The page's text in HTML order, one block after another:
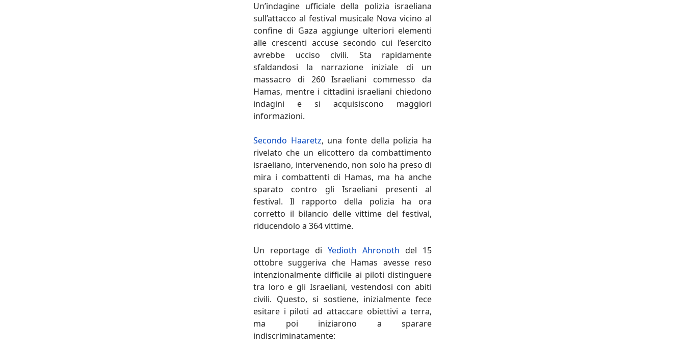
Un’indagine ufficiale della polizia israeliana
sull’attacco al festival musicale Nova vicino al
confine di Gaza aggiunge ulteriori elementi
alle crescenti accuse secondo cui l’esercito
avrebbe ucciso civili. Sta rapidamente
sfaldandosi la narrazione iniziale di un
massacro di 260 Israeliani commesso da
Hamas, mentre i cittadini israeliani chiedono
indagini e si acquisiscono maggiori
informazioni.
Secondo Haaretz, una fonte della polizia ha
rivelato che un elicottero da combattimento
israeliano, intervenendo, non solo ha preso di
mira i combattenti di Hamas, ma ha anche
sparato contro gli Israeliani presenti al
festival. Il rapporto della polizia ha ora
corretto il bilancio delle vittime del festival,
riducendolo a 364 vittime.
Un reportage di Yedioth Ahronoth del 15
ottobre suggeriva che Hamas avesse reso
intenzionalmente difficile ai piloti distinguere
tra loro e gli Israeliani, vestendosi con abiti
civili. Questo, si sostiene, inizialmente fece
esitare i piloti ad attaccare obiettivi a terra,
ma poi iniziarono a sparare
indiscriminatamente: